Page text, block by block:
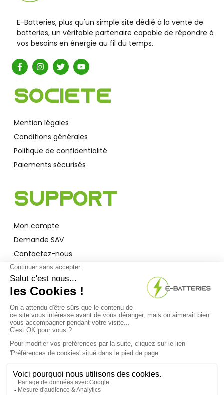
E-Batteries, plus qu'un simple site dédié à la vente de
batteries, un véritable partenaire capable de répondre à
vos besoins en énergie au fil du temps.
Société
Mention légales
Conditions générales
Politique de confidentialité
Paiements sécurisés
Support
Mon compte
Demande SAV
Contactez-nous
Garantie
A Propos
Qui sommes-nous ?
Actualités
F.A.Q
Bon à savoir